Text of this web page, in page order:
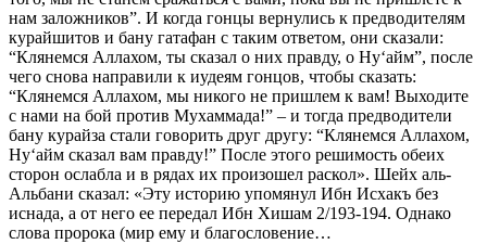
нам заложников”. И когда гонцы вернулись к предводителям
курайшитов и бану гатафан с таким ответом, они сказали:
“Клянемся Аллахом, ты сказал о них правду, о Ну‘айм”, после
чего снова направили к иудеям гонцов, чтобы сказать:
“Клянемся Аллахом, мы никого не пришлем к вам! Выходите
с нами на бой против Мухаммада!” – и тогда предводители
бану курайза стали говорить друг другу: “Клянемся Аллахом,
Ну‘айм сказал вам правду!” После этого решимость обеих
сторон ослабла и в рядах их произошел раскол». Шейх аль-
Альбани сказал: «Эту историю упомянул Ибн Исхакъ без
иснада, а от него ее передал Ибн Хишам 2/193-194. Однако
слова пророка (мир ему и благословение…